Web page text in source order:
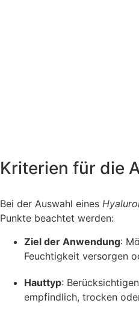
Kriterien für die
Bei der Auswahl eines
Punkte beachtet werden:
Ziel der Anwendung:
Feuchtigkeit versorgen
Hauttyp:
empfindlich, trocken